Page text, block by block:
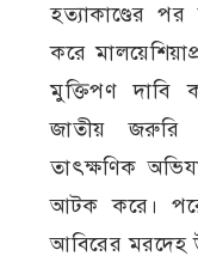
হত্যাকাণ্ডের
করে
মুক্তিপণ দাবি
জাতীয় জরুরি
তাৎক্ষণিক
আটক করে। পরে
আবিরের মরদেহ